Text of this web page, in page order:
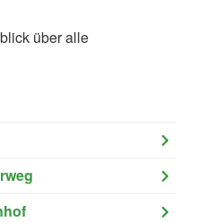
über alle
Link)